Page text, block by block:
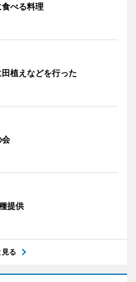
べる料理
植えなどを行った
会
提供
見る